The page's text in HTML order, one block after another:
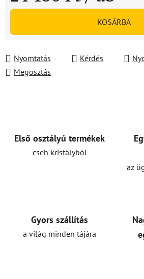
Egységár:
KOSÁRBA
Nyomtatás Kérdés
Megosztás
Első osztályú termékek
cseh kristályból
az
Gyors szállítás
a világ minden tájára